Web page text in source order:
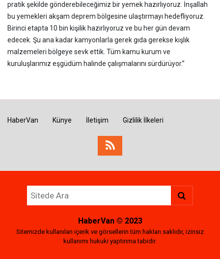
pratik şekilde gönderebileceğimiz bir yemek hazırlıyoruz. İnşallah
bu yemekleri akşam deprem bölgesine ulaştırmayı hedefliyoruz.
Birinci etapta 10 bin kişilik hazırlıyoruz ve bu her gün devam
edecek. Şu ana kadar kamyonlarla gerek gıda gerekse kışlık
malzemeleri bölgeye sevk ettik. Tüm kamu kurum ve
kuruluşlarımız eşgüdüm halinde çalışmalarını sürdürüyor.”
HaberVan Künye İletişim Gizlilik İlkeleri
HaberVan© 2023
Sitemizde kullanılan içerik ve görsellerin tüm hakları saklıdır, izinsiz
kullanımı hukuki yaptırıma tabidir.